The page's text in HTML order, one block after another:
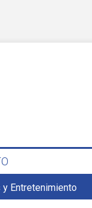
Entretenimiento